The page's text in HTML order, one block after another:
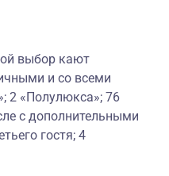
выбор кают
и со всеми
2 «Полулюкса»; 76
с дополнительными
гостя; 4